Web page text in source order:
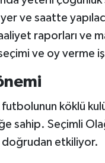
ve saatte
raporları ve
ve oy verme
köklü
sahip. Seçimli
doğrudan etkiliyor.